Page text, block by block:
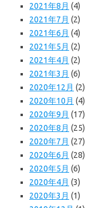
2021年8月 (4)
2021年7月 (2)
2021年6月 (4)
2021年5月 (2)
2021年4月 (2)
2021年3月 (6)
2020年12月 (2)
2020年10月 (4)
2020年9月 (17)
2020年8月 (25)
2020年7月 (27)
2020年6月 (28)
2020年5月 (6)
2020年4月 (3)
2020年3月 (1)